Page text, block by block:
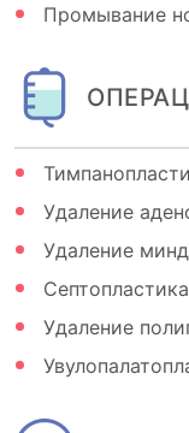
Промывание
Удаление
Удаление
Септопластика
Удаление